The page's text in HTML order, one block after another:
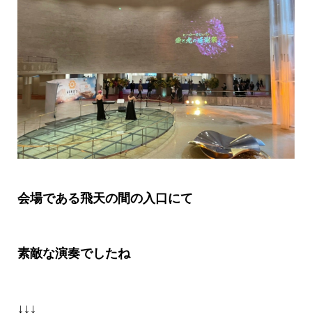
会場である飛天の間の入口にて
素敵な演奏でしたね
↓↓↓